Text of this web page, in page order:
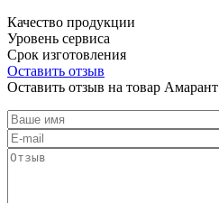
Качество продукции
Уровень сервиса
Срок изготовления
Оставить отзыв
Оставить отзыв на товар Амарант